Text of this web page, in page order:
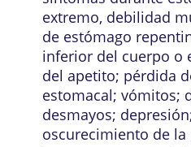
extremo, debilidad
de estómago
inferior del cuerpo o
del apetito; pérdida
estomacal; vómitos;
desmayos;
oscurecimiento de